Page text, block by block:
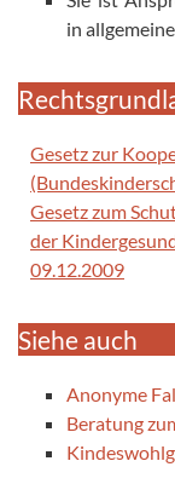
in
Gesetz zur
Gesetz zum
der
09.12.2009
Siehe auch
Anonyme
Beratung